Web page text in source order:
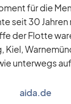
für die
seit 30
der Flotte
Kiel,
un­ter­wegs
aida.de